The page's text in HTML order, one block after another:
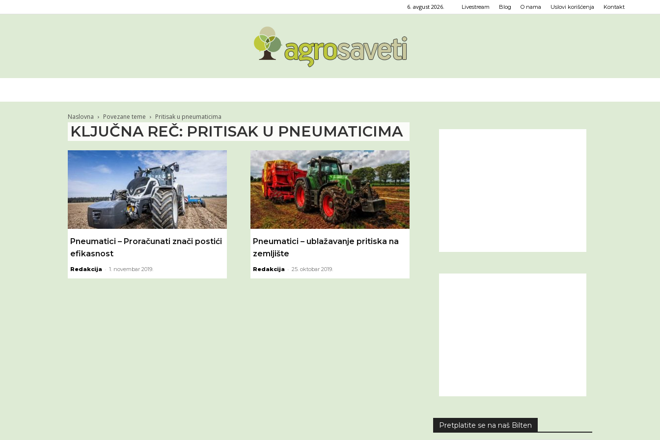
6. avgust 2026. Livestream Blog O nama Uslovi korišćenja Kontakt
Agro
saveti
Naslovna Povezane teme Pritisak u pneumaticima
KLJUČNA REČ: PRITISAK U PNEUMATICIMA
Pneumatici – Proračunati znači postići
efikasnost
Redakcija - 1. novembar 2019.
Pneumatici – ublažavanje pritiska na
zemljište
Redakcija - 25. oktobar 2019.
Pretplatite se na naš Bilten